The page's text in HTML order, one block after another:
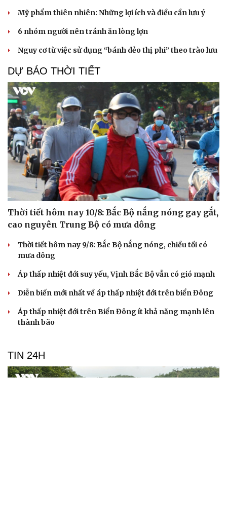
Mỹ phẩm thiên nhiên: Những lợi ích và điều cần lưu ý
6 nhóm người nên tránh ăn lòng lợn
Nguy cơ từ việc sử dụng “bánh dẻo thị phi” theo trào lưu
DỰ BÁO THỜI TIẾT
Thời tiết hôm nay 10/8: Bắc Bộ nắng nóng gay gắt,
cao nguyên Trung Bộ có mưa dông
Thời tiết hôm nay 9/8: Bắc Bộ nắng nóng, chiều tối có
mưa dông
Áp thấp nhiệt đới suy yếu, Vịnh Bắc Bộ vẫn có gió mạnh
Diễn biến mới nhất về áp thấp nhiệt đới trên biển Đông
Áp thấp nhiệt đới trên Biển Đông ít khả năng mạnh lên
thành bão
TIN 24H